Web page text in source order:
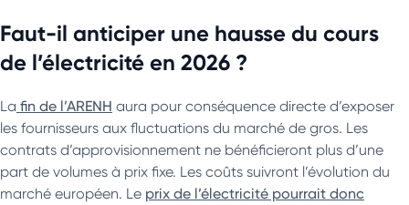
Faut-il anticiper une hausse du cours
de l’électricité en 2026 ?
La fin de l’ARENH aura pour conséquence directe d’exposer
les fournisseurs aux fluctuations du marché de gros. Les
contrats d’approvisionnement ne bénéficieront plus d’une
part de volumes à prix fixe. Les coûts suivront l’évolution du
marché européen. Le prix de l’électricité pourrait donc